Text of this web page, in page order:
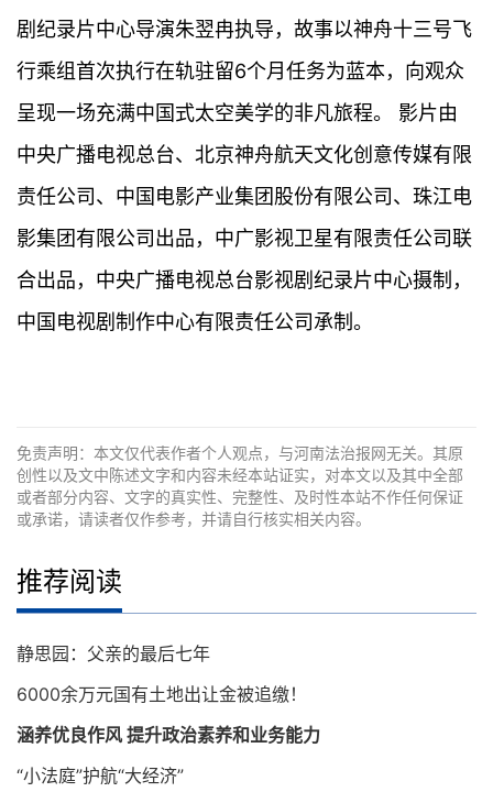
剧纪录片中心导演朱翌冉执导，故事以神舟十三号飞
行乘组首次执行在轨驻留6个月任务为蓝本，向观众
呈现一场充满中国式太空美学的非凡旅程。 影片由
中央广播电视总台、北京神舟航天文化创意传媒有限
责任公司、中国电影产业集团股份有限公司、珠江电
影集团有限公司出品，中广影视卫星有限责任公司联
合出品，中央广播电视总台影视剧纪录片中心摄制，
中国电视剧制作中心有限责任公司承制。
免责声明：本文仅代表作者个人观点，与河南法治报网无关。其原
创性以及文中陈述文字和内容未经本站证实，对本文以及其中全部
或者部分内容、文字的真实性、完整性、及时性本站不作任何保证
或承诺，请读者仅作参考，并请自行核实相关内容。
推荐阅读
静思园：父亲的最后七年
6000余万元国有土地出让金被追缴！
涵养优良作风 提升政治素养和业务能力
“小法庭”护航“大经济”